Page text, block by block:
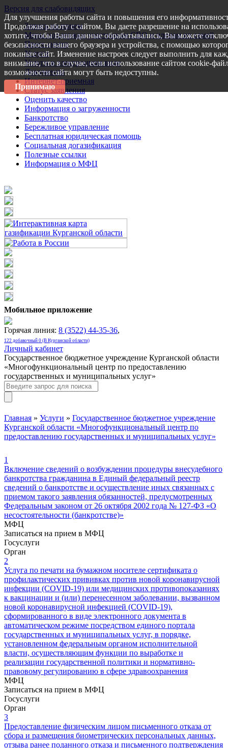
Версия для слабовидящих
Запись на прием
Меры поддержки участникам СВО и членам их семей
Пресс-центр
Услуги
Услуги в электронном виде
Документы
Интернет-приемная
Статус заявления
Оценить качество
Информация о загруженности
Банкротство
Бережливое управление
Бесплатная юридическая помощь
Социальная догазификация
Полезные ссылки
Информация о МФЦ
Мобильное приложение
Горячая линия: 8 (3522) 44-35-36,
122 добавочный 0 (В Курганской области)
Личный кабинет
Государственное бюджетное учреждение Курганской области
«Многофункциональный центр по предоставлению
государственных и муниципальных услуг»
Главная » Услуги » Государственное бюджетное учреждение
Курганской области «Многофункциональный центр по
предоставлению государственных и муниципальных услуг»
1
Включение сведений о возбуждении процедуры внесудебного
банкротства гражданина в Единый федеральный реестр
сведений о банкротстве и осуществление иных связанных с
приемом такого заявления обязанностей, предусмотренных
Федеральным законом от 26 октября 2002 года № 127-ФЗ «О
несостоятельности (банкротстве)»
МФЦ
Записаться на прием в МФЦ
Госуслуги
Орган
2
Услуга по печати на бумажном носителе сертификата о
профилактических прививках против новой коронавирусной
инфекции (COVID-19) или медицинских противопоказаниях
к вакцинации и (или) перенесенном заболевании, вызванном
новой коронавирусной инфекцией (COVID-19),
сформированного в виде электронного документа в
автоматическом режиме посредством единого портала
государственных и муниципальных услуг, в порядке,
установленном федеральным органом исполнительной
власти, осуществляющим функции по выработке и
реализации государственной политики и нормативно-
правовому регулированию в сфере здравоохранения
МФЦ
Записаться на прием в МФЦ
Госуслуги
Орган
3
Предоставление физическим лицом письменного отказа от
сбора и размещения биометрических персональных данных,
отзыва ранее поданного отказа и письменного подтверждения
Для улучшения работы сайта и повышения его
Продолжая работу с сайтом, Вы даете разрешение на
хотите, чтобы Ваши данные обрабатывались, Вы можете
безопасности вашего браузера и устройства, с помощью
покиньте сайт. Изменение настроек следует выполнить для
внимание, что в случае, если использование сайтом cookie-
возможности сайта могут быть недоступны.
Принимаю